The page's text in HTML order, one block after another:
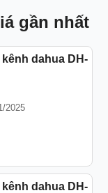
gần nhất
dahua DH-
2025
dahua DH-